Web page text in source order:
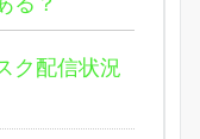
ク配信状況